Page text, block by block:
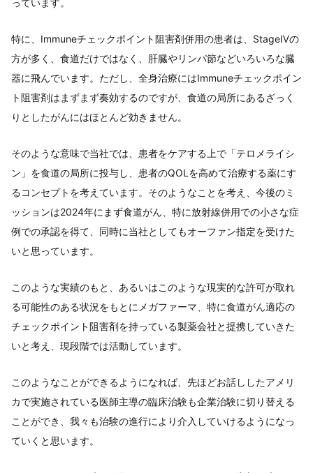
特に、Immuneチェックポイント阻害剤併用の患者は、StageⅣの
方が多く、食道だけではなく、肝臓やリンパ節などいろいろな臓
器に飛んでいます。ただし、全身治療にはImmuneチェックポイン
ト阻害剤はまずまず奏効するのですが、食道の局所にあるざっく
りとしたがんにはほとんど効きません。
そのような意味で当社では、患者をケアする上で「テロメライシ
ン」を食道の局所に投与し、患者のQOLを高めて治療する薬にす
るコンセプトを考えています。そのようなことを考え、今後のミ
ッションは2024年にまず食道がん、特に放射線併用での小さな症
例での承認を得て、同時に当社としてもオーファン指定を受けた
いと思っています。
このような実績のもと、あるいはこのような現実的な許可が取れ
る可能性のある状況をもとにメガファーマ、特に食道がん適応の
チェックポイント阻害剤を持っている製薬会社と提携していきた
いと考え、現段階では活動しています。
このようなことができるようになれば、先ほどお話ししたアメリ
カで実施されている医師主導の臨床治験も企業治験に切り替える
ことができ、我々も治験の進行により介入していけるようになっ
ていくと思います。